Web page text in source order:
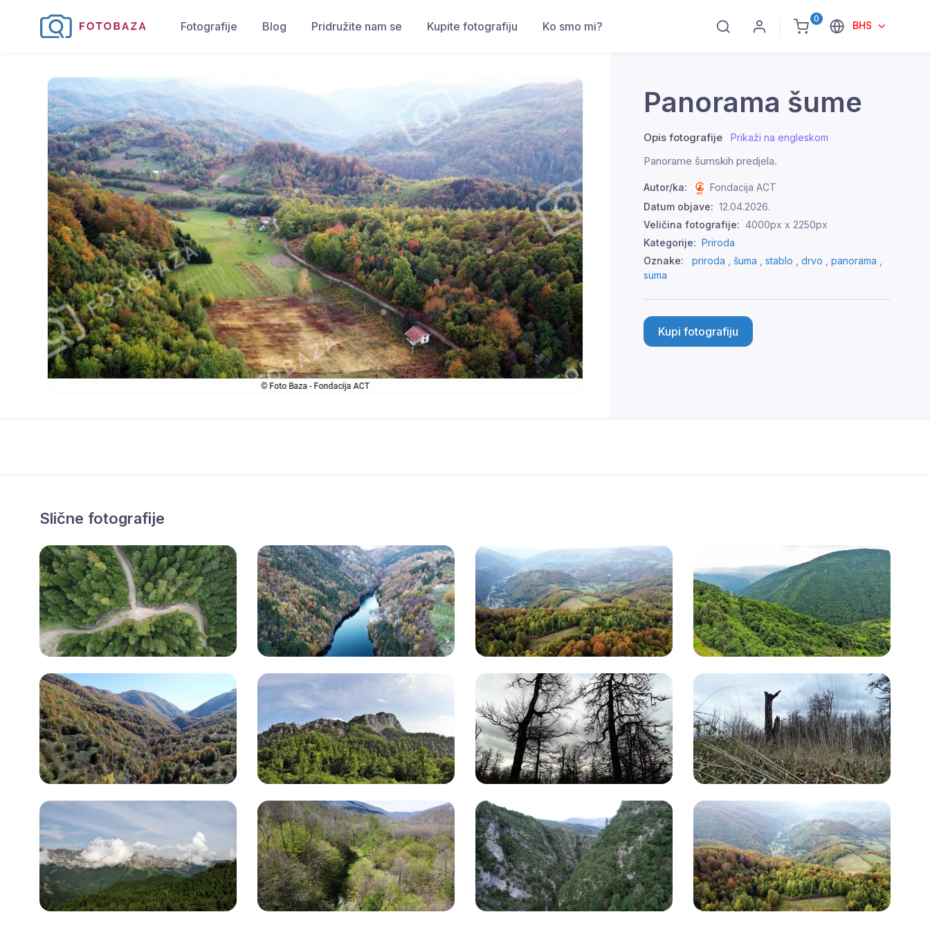
0
BHS
Fotografije Blog Pridružite nam se Kupite fotografiju Ko smo mi?
Panorama šume
Opis fotografije Prikaži na engleskom
Panorame šumskih predjela.
Autor/ka:
Fondacija ACT
Datum objave: 12.04.2026.
Veličina fotografije: 4000px x 2250px
Kategorije: Priroda
Oznake:
priroda , šuma , stablo , drvo , panorama ,
suma
Kupi fotografiju
Slične fotografije